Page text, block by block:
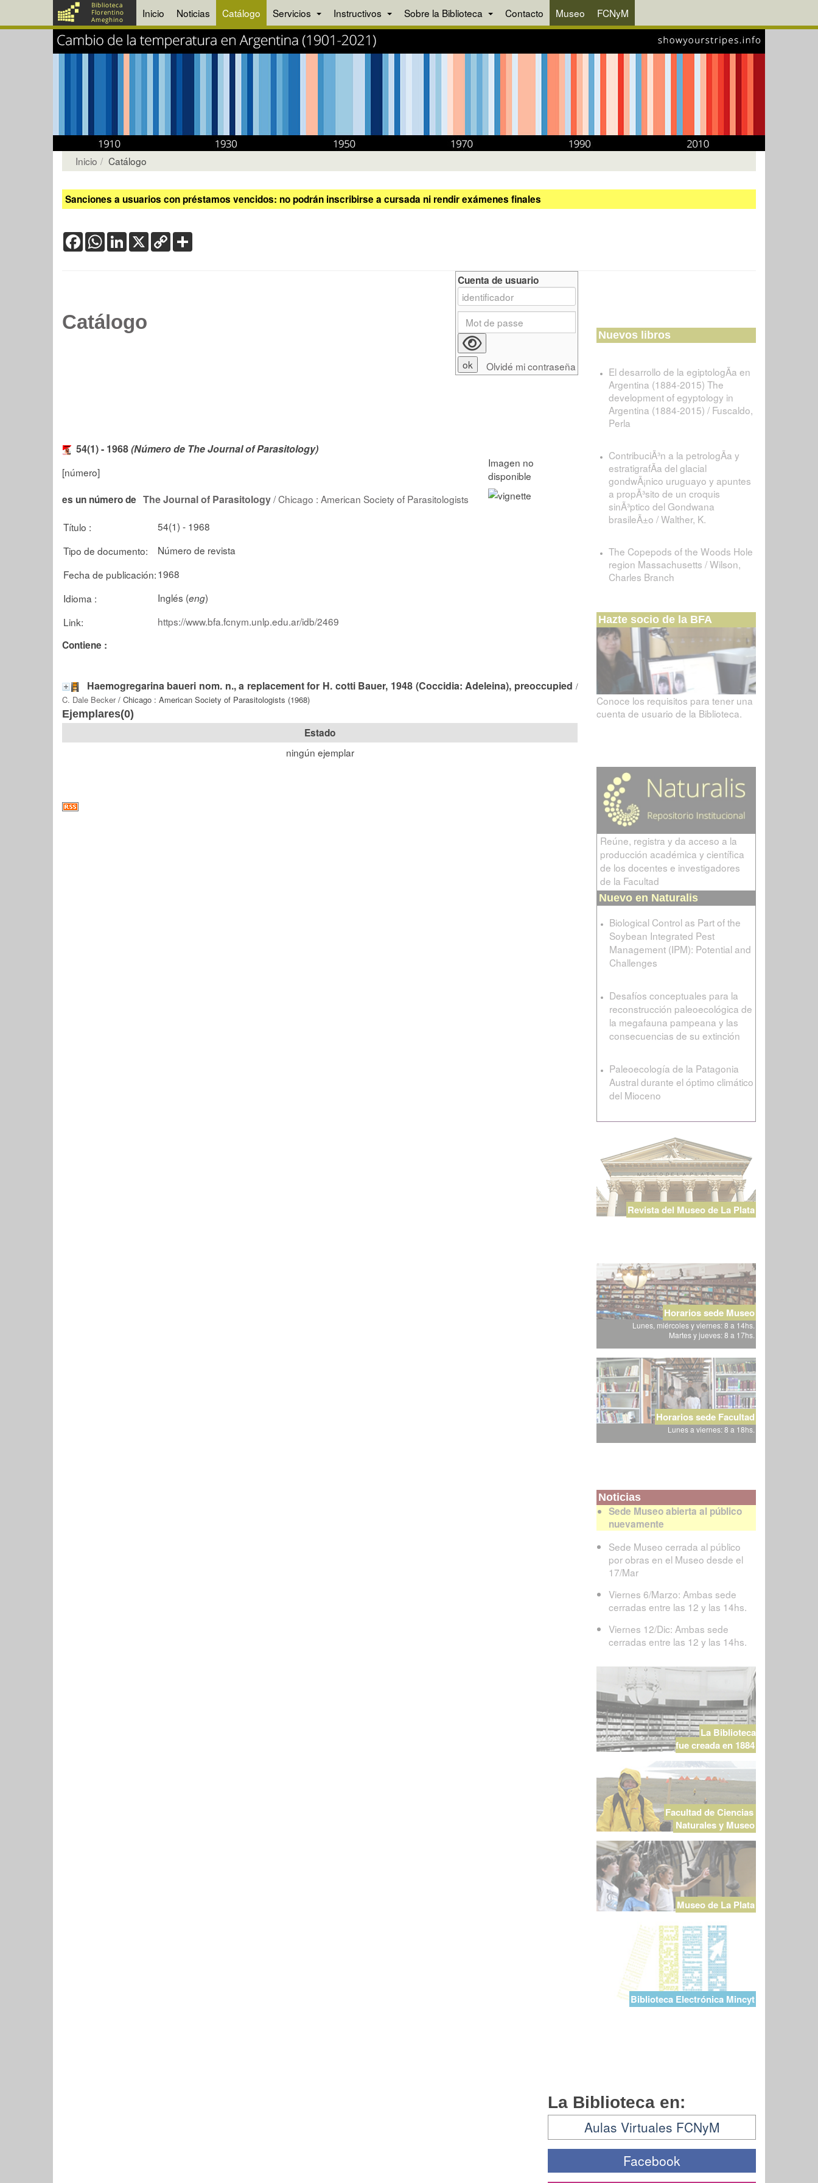
Inicio Noticias Catálogo Servicios Instructivos Sobre la Biblioteca Contacto Museo FCNyM
Inicio Catálogo
Sanciones a usuarios con préstamos vencidos: no podrán inscribirse a cursada ni rendir exámenes finales
FacebookWhatsApp
LinkedIn
X Copy
Link
Catálogo
54(1) - 1968(Número de The Journal of Parasitology)
[número]
es un número de The Journal of Parasitology/ Chicago : American Society of Parasitologists
Título :
54(1) - 1968
Tipo de documento:
Número de revista
Fecha de publicación:1968
Idioma :
Inglés (eng)
Link:
https://www.bfa.fcnym.unlp.edu.ar/idb/2469
Contiene :
Haemogregarina baueri nom. n., a replacement for H. cotti Bauer, 1948 (Coccidia: Adeleina), preoccupied /
C. Dale Becker/ Chicago : American Society of Parasitologists (1968)
Ejemplares(0)
Estado
ningún ejemplar
Cuenta de usuario
Olvidé mi contraseña
Nuevos libros
El desarrollo de la egiptologÃ­a en
Argentina (1884-2015) The
development of egyptology in
Argentina (1884-2015) / Fuscaldo,
Perla
ContribuciÃ³n a la petrologÃ­a y
estratigrafÃ­a del glacial
gondwÃ¡nico uruguayo y apuntes
a propÃ³sito de un croquis
sinÃ³ptico del Gondwana
brasileÃ±o / Walther, K.
The Copepods of the Woods Hole
region Massachusetts / Wilson,
Charles Branch
Hazte socio de la BFA
Conoce los requisitos para tener una
cuenta de usuario de la Biblioteca.
Reúne, registra y da acceso a la
producción académica y científica
de los docentes e investigadores
de la Facultad
Nuevo en Naturalis
Biological Control as Part of the
Soybean Integrated Pest
Management (IPM): Potential and
Challenges
Desafíos conceptuales para la
reconstrucción paleoecológica de
la megafauna pampeana y las
consecuencias de su extinción
Paleoecología de la Patagonia
Austral durante el óptimo climático
del Mioceno
Revista del Museo de La Plata
Horarios sede Museo
Lunes, miércoles y viernes: 8 a 14hs.
Martes y jueves: 8 a 17hs.
Horarios sede Facultad
Lunes a viernes: 8 a 18hs.
Noticias
Sede Museo abierta al público
nuevamente
Sede Museo cerrada al público
por obras en el Museo desde el
17/Mar
Viernes 6/Marzo: Ambas sede
cerradas entre las 12 y las 14hs.
Viernes 12/Dic: Ambas sede
cerradas entre las 12 y las 14hs.
La Biblioteca
fue creada en 1884
Facultad de Ciencias
Naturales y Museo
Museo de La Plata
Biblioteca Electrónica Mincyt
La Biblioteca en:
Aulas Virtuales FCNyM
Facebook